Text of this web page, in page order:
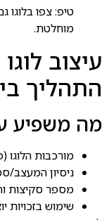
טיפ: צפו בלוגו
מוחלטת.
עיצוב
התהליך
מה משפיע
מורכבות הלוגו
ניסיון המעצב/
מספר סקיצות
שימוש בזכויות